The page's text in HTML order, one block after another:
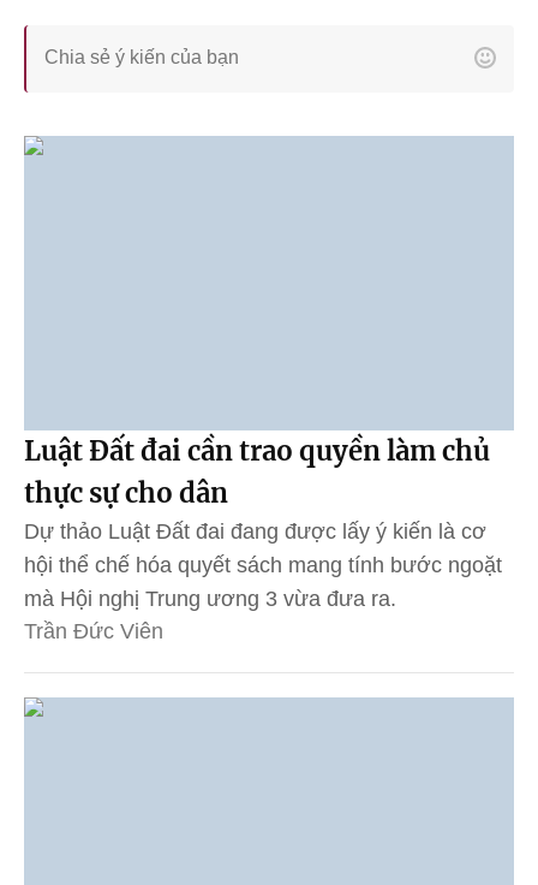
Luật Đất đai cần trao quyền làm chủ
thực sự cho dân
Dự thảo Luật Đất đai đang được lấy ý kiến là cơ
hội thể chế hóa quyết sách mang tính bước ngoặt
mà Hội nghị Trung ương 3 vừa đưa ra.
Trần Đức Viên